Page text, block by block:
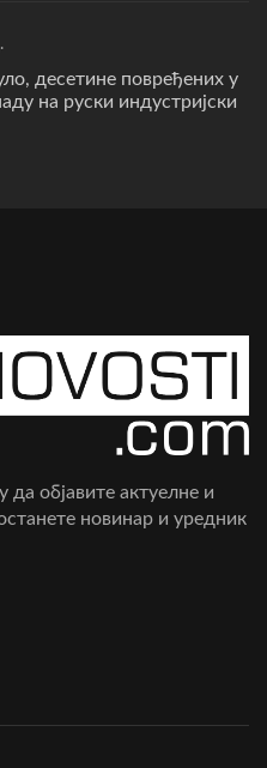
десетине повређених у
на руски индустријски
да објавите актуелне и
новинар и уредник